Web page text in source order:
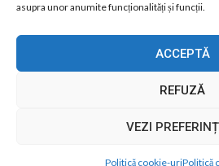
asupra unor anumite funcționalități și funcții.
ACCEPTĂ
REFUZĂ
VEZI
Politică cookie-uriPolitică
Despre AirlinesTravel.ro
Cookie Policy (AU)
Politică
Politică cookie-uri (Canada)
2012 - 2025 © Toate
specializată în aviație și